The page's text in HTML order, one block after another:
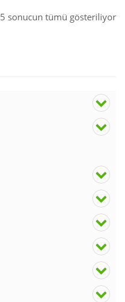
5 sonucun tümü gösteriliyor